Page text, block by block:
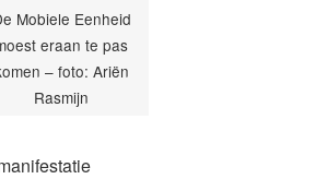
Mobiele Eenheid
eraan te pas
– foto: Ariën
Rasmijn